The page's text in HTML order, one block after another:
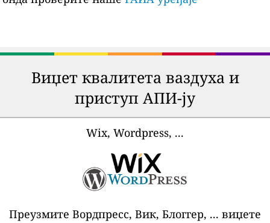
Виџет квалитета ваздуха и
приступ АПИ-ју
Wix, Wordpress, ...
Преузмите Вордпресс, Вик, Блоггер, ... виџете